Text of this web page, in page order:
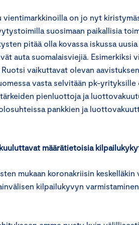
vientimarkkinoilla on jo nyt
suosimaan paikallisia
pitää olla kovassa iskussa
auta suomalaisviejiä. Esimerkiksi
Ruotsi vaikuttavat olevan
vasta selvitään pk-
pienluottoja ja
pankkien ja
määrätietoisia
mukaan koronakriisin
kilpailukyvyn